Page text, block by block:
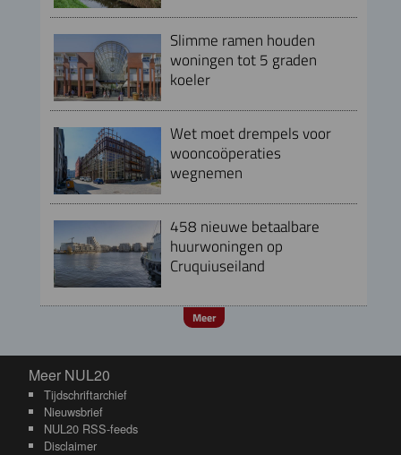
Slimme ramen houden
woningen tot 5 graden
koeler
Wet moet drempels voor
wooncoöperaties
wegnemen
458 nieuwe betaalbare
huurwoningen op
Cruquiuseiland
Meer
Meer NUL20
Meer NUL20
Tijdschriftarchief
Nieuwsbrief
NUL20 RSS-feeds
Disclaimer